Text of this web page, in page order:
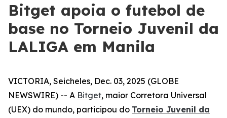
Bitget apoia o futebol de
base no Torneio Juvenil da
LALIGA em Manila
VICTORIA, Seicheles, Dec. 03, 2025 (GLOBE
NEWSWIRE) -- A Bitget, maior Corretora Universal
(UEX) do mundo, participou do Torneio Juvenil da